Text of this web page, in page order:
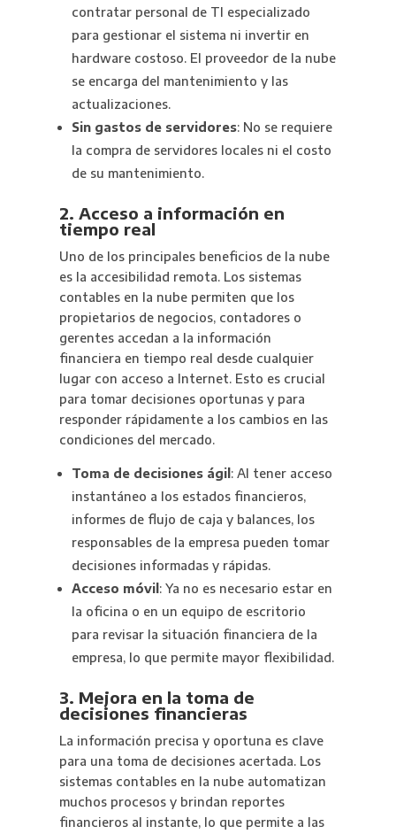
contratar personal de TI especializado
para gestionar el sistema ni invertir en
hardware costoso. El proveedor de la nube
se encarga del mantenimiento y las
actualizaciones.
Sin gastos de servidores: No se requiere
la compra de servidores locales ni el costo
de su mantenimiento.
2. Acceso a información en
tiempo real
Uno de los principales beneficios de la nube
es la accesibilidad remota. Los sistemas
contables en la nube permiten que los
propietarios de negocios, contadores o
gerentes accedan a la información
financiera en tiempo real desde cualquier
lugar con acceso a Internet. Esto es crucial
para tomar decisiones oportunas y para
responder rápidamente a los cambios en las
condiciones del mercado.
Toma de decisiones ágil : Al tener acceso
instantáneo a los estados financieros,
informes de flujo de caja y balances, los
responsables de la empresa pueden tomar
decisiones informadas y rápidas.
Acceso móvil : Ya no es necesario estar en
la oficina o en un equipo de escritorio
para revisar la situación financiera de la
empresa, lo que permite mayor flexibilidad.
3. Mejora en la toma de
decisiones financieras
La información precisa y oportuna es clave
para una toma de decisiones acertada. Los
sistemas contables en la nube automatizan
muchos procesos y brindan reportes
financieros al instante, lo que permite a las